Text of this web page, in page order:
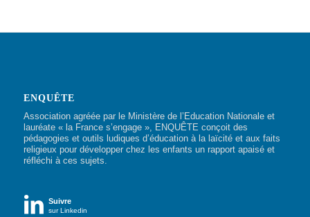
ENQUÊTE
Association agréée par le Ministère de l’Education Nationale et
lauréate « la France s’engage », ENQUÊTE conçoit des
pédagogies et outils ludiques d’éducation à la laïcité et aux faits
religieux pour développer chez les enfants un rapport apaisé et
réfléchi à ces sujets.
 Suivre
sur Linkedin